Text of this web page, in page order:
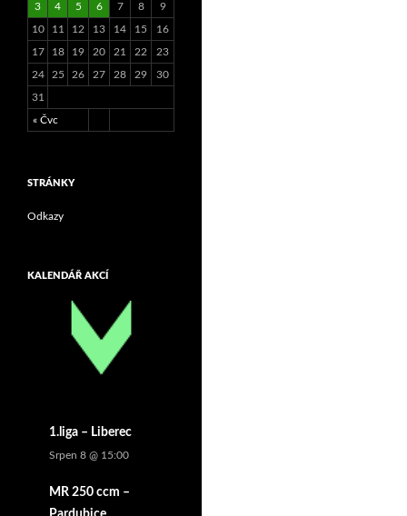
« Čvc
3 4 5 6 7 8 9
10 11 12 13 14 15 16
17 18 19 20 21 22 23
24 25 26 27 28 29 30
31
STRÁNKY
Odkazy
KALENDÁŘ AKCÍ
1.liga – Liberec
Srpen 8 @ 15:00
MR 250 ccm –